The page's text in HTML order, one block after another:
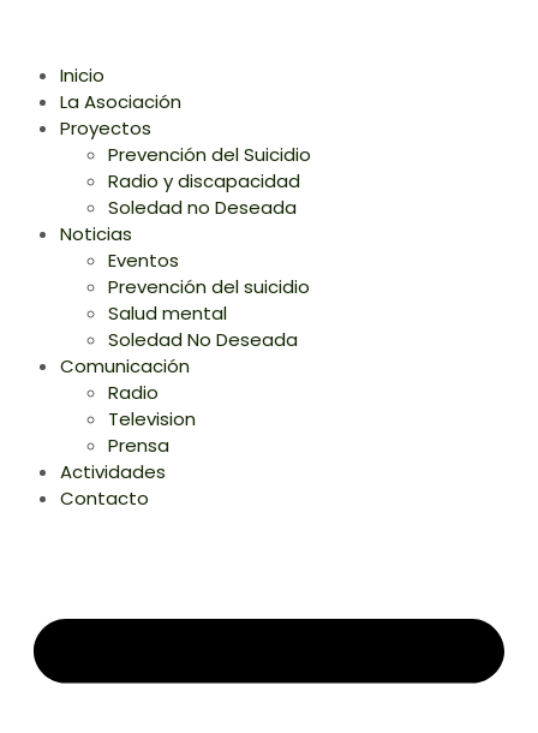
Inicio
La Asociación
Proyectos
Prevención del Suicidio
Radio y discapacidad
Soledad no Deseada
Noticias
Eventos
Prevención del suicidio
Salud mental
Soledad No Deseada
Comunicación
Radio
Television
Prensa
Actividades
Contacto